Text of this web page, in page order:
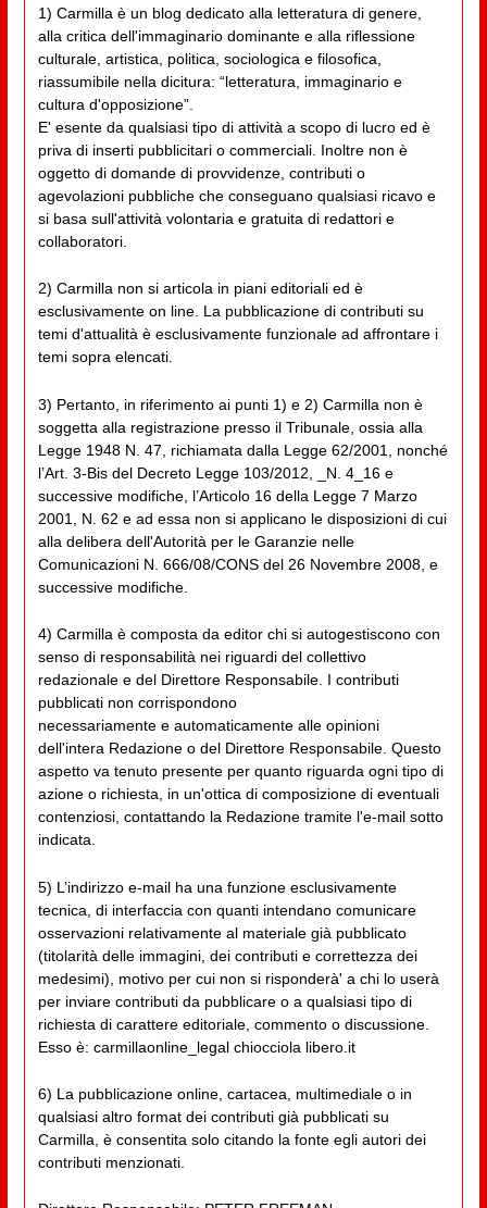
1) Carmilla è un blog dedicato alla letteratura di genere,
alla critica dell'immaginario dominante e alla riflessione
culturale, artistica, politica, sociologica e filosofica,
riassumibile nella dicitura: “letteratura, immaginario e
cultura d'opposizione”.
E' esente da qualsiasi tipo di attività a scopo di lucro ed è
priva di inserti pubblicitari o commerciali. Inoltre non è
oggetto di domande di provvidenze, contributi o
agevolazioni pubbliche che conseguano qualsiasi ricavo e
si basa sull'attività volontaria e gratuita di redattori e
collaboratori.
2) Carmilla non si articola in piani editoriali ed è
esclusivamente on line. La pubblicazione di contributi su
temi d'attualità è esclusivamente funzionale ad affrontare i
temi sopra elencati.
3) Pertanto, in riferimento ai punti 1) e 2) Carmilla non è
soggetta alla registrazione presso il Tribunale, ossia alla
Legge 1948 N. 47, richiamata dalla Legge 62/2001, nonché
l’Art. 3-Bis del Decreto Legge 103/2012, _N. 4_16 e
successive modifiche, l’Articolo 16 della Legge 7 Marzo
2001, N. 62 e ad essa non si applicano le disposizioni di cui
alla delibera dell'Autorità per le Garanzie nelle
Comunicazioni N. 666/08/CONS del 26 Novembre 2008, e
successive modifiche.
4) Carmilla è composta da editor chi si autogestiscono con
senso di responsabilità nei riguardi del collettivo
redazionale e del Direttore Responsabile. I contributi
pubblicati non corrispondono
necessariamente e automaticamente alle opinioni
dell'intera Redazione o del Direttore Responsabile. Questo
aspetto va tenuto presente per quanto riguarda ogni tipo di
azione o richiesta, in un'ottica di composizione di eventuali
contenziosi, contattando la Redazione tramite l'e-mail sotto
indicata.
5) L’indirizzo e-mail ha una funzione esclusivamente
tecnica, di interfaccia con quanti intendano comunicare
osservazioni relativamente al materiale già pubblicato
(titolarità delle immagini, dei contributi e correttezza dei
medesimi), motivo per cui non si risponderà' a chi lo userà
per inviare contributi da pubblicare o a qualsiasi tipo di
richiesta di carattere editoriale, commento o discussione.
Esso è: carmillaonline_legal chiocciola libero.it
6) La pubblicazione online, cartacea, multimediale o in
qualsiasi altro format dei contributi già pubblicati su
Carmilla, è consentita solo citando la fonte egli autori dei
contributi menzionati.